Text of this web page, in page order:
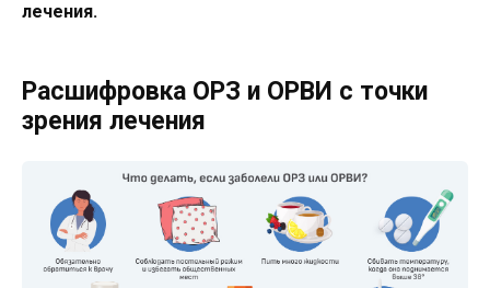
лечения.
Расшифровка ОРЗ и ОРВИ с точки
зрения лечения